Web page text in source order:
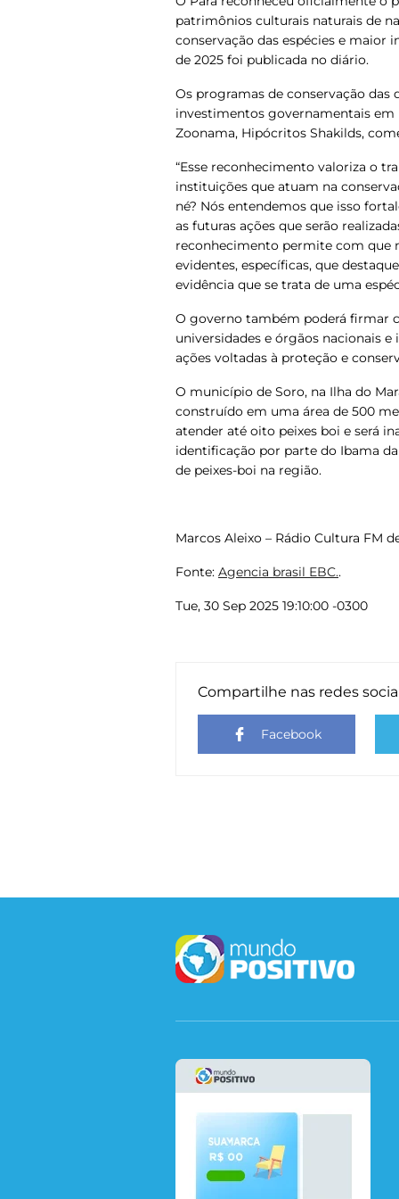
patrimônios culturais naturais de
conservação das espécies e maior
de 2025 foi publicada no diário.
Os programas de conservação das
investimentos governamentais em
Zoonama, Hipócritos Shakilds,
“Esse reconhecimento valoriza o
instituições que atuam na
né? Nós entendemos que isso
as futuras ações que serão
reconhecimento permite com que
evidentes, específicas, que
evidência que se trata de uma
O governo também poderá firmar
universidades e órgãos nacionais
ações voltadas à proteção e
O município de Soro, na Ilha do
construído em uma área de 500
atender até oito peixes boi e será
identificação por parte do Ibama
de peixes-boi na região.
Marcos Aleixo – Rádio Cultura FM
Fonte: Agencia brasil EBC..
Tue, 30 Sep 2025 19:10:00 -0300
Compartilhe nas redes
Facebook